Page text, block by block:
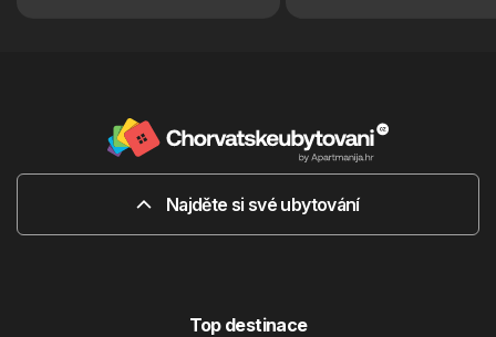
Najděte si své ubytování
Top destinace